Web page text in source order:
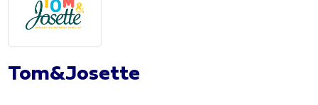
Tom&Josette